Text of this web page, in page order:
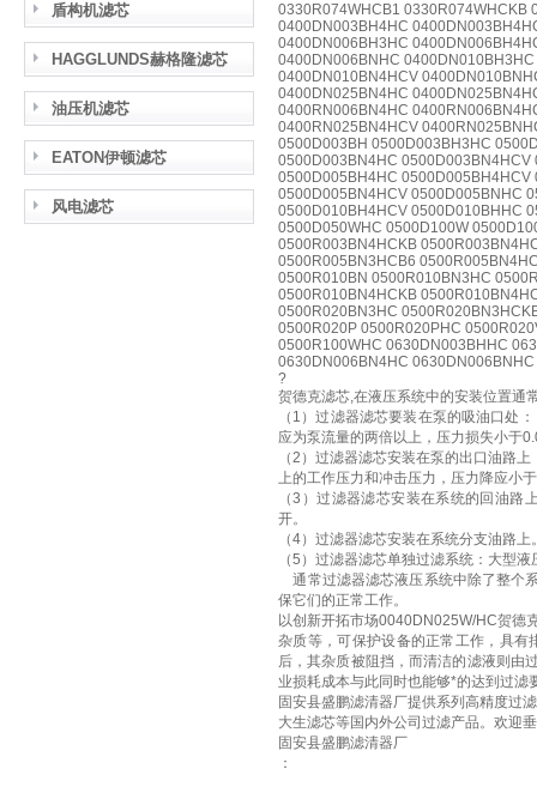
盾构机滤芯
HAGGLUNDS赫格隆滤芯
油压机滤芯
EATON伊顿滤芯
风电滤芯
0330R074WHCB1 0330R074WHCKB
0400DN003BH4HC
0400DN006BH3HC
0400DN006BNHC
0400DN010BN4HCV
0400DN025BN4HC
0400RN006BN4HC
0400RN025BN4HCV
0500D003BH 0500D003BH3HC
0500D003BN4HC
0500D005BH4HC
0500D005BN4HCV 0500D005BNHC
0500D010BH4HCV 0500D010BHHC
0500D050WHC 0500D100W
0500R003BN4HCKB
0500R005BN3HCB6
0500R010BN 0500R010BN3HC
0500R010BN4HCKB
0500R020BN3HC
0500R020P 0500R020PHC
0500R100WHC 0630DN003BHHC
0630DN006BN4HC
?
贺德克滤芯,在液压系统中的安装位置通
（1）过滤器滤芯要装在泵的吸油口处
应为泵流量的两倍以上，压力损失小于
（2）过滤器滤芯安装在泵的出口油路
上的工作压力和冲击压力，压力降应小
（3）过滤器滤芯安装在系统的回油
开。
（4）过滤器滤芯安装在系统分支油路
（5）过滤器滤芯单独过滤系统：大型
通常过滤器滤芯液压系统中除了整个
保它们的正常工作。
以创新开拓市场0040DN025W/HC贺德
杂质等，可保护设备的正常工作，具
后，其杂质被阻挡，而清洁的滤液则由
业损耗成本与此同时也能够*的达到过滤
固安县盛鹏滤清器厂提供系列高精度过
大生滤芯等国内外公司过滤产品。欢迎
固安县盛鹏滤清器厂
：